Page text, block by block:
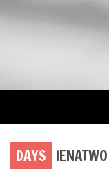
DAYS IENATWO